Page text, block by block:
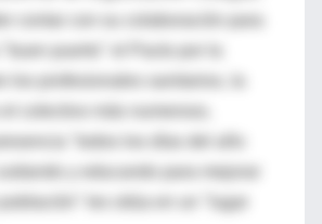
les sitúa en un "lugar